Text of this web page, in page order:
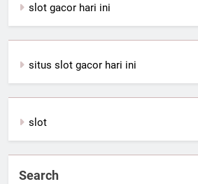
slot gacor hari ini
situs slot gacor hari ini
slot
Search